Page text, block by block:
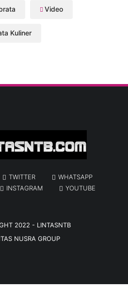
Video
Kuliner
TWITTER
WHATSAPP
INSTAGRAM YOUTUBE
2022 - LINTASNTB
NUSRA GROUP